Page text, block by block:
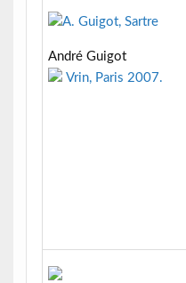
André Guigot
Vrin, Paris 2007.